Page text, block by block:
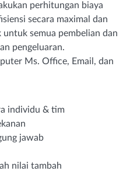
perhitungan biaya
secara maximal dan
semua pembelian dan
pengeluaran.
Ms. Office, Email, dan
individu & tim
jawab
nilai tambah